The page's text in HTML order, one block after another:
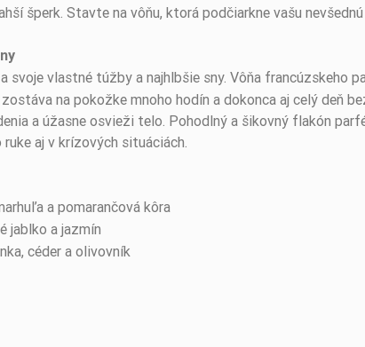
šperk. Stavte na vôňu, ktorá podčiarkne vašu
svoje vlastné túžby a najhlbšie sny. Vôňa francúzskeho
na pokožke mnoho hodín a dokonca aj celý deň
a úžasne osvieži telo. Pohodlný a šikovný flakón
aj v krízových situáciách.
a pomarančová kôra
jablko a jazmín
céder a olivovník